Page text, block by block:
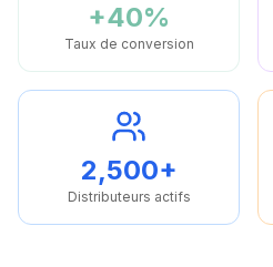
+40%
Taux de conversion
2,500+
Distributeurs actifs